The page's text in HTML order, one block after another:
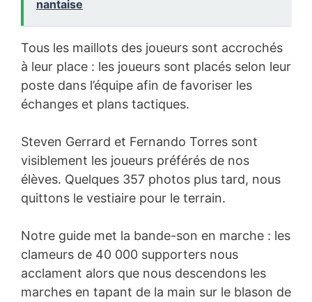
nantaise
Tous les maillots des joueurs sont accrochés
à leur place : les joueurs sont placés selon leur
poste dans l’équipe afin de favoriser les
échanges et plans tactiques.
Steven Gerrard et Fernando Torres sont
visiblement les joueurs préférés de nos
élèves. Quelques 357 photos plus tard, nous
quittons le vestiaire pour le terrain.
Notre guide met la bande-son en marche : les
clameurs de 40 000 supporters nous
acclament alors que nous descendons les
marches en tapant de la main sur le blason de